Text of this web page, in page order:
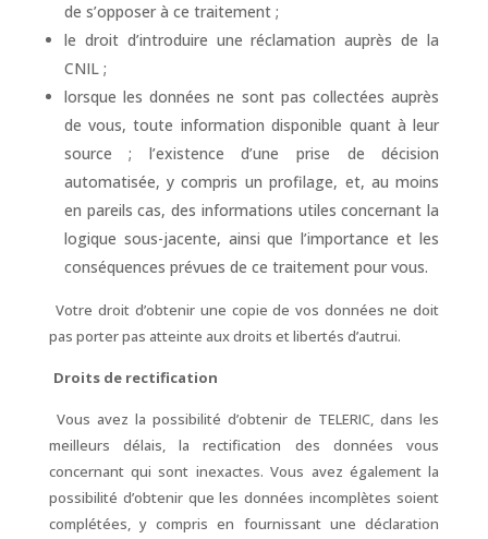
de s’opposer à ce traitement ;
le droit d’introduire une réclamation auprès de la
CNIL ;
lorsque les données ne sont pas collectées auprès
de vous, toute information disponible quant à leur
source ; l’existence d’une prise de décision
automatisée, y compris un profilage, et, au moins
en pareils cas, des informations utiles concernant la
logique sous-jacente, ainsi que l’importance et les
conséquences prévues de ce traitement pour vous.
Votre droit d’obtenir une copie de vos données ne doit
pas porter pas atteinte aux droits et libertés d’autrui.
Droits de rectification
Vous avez la possibilité d’obtenir de TELERIC, dans les
meilleurs délais, la rectification des données vous
concernant qui sont inexactes. Vous avez également la
possibilité d’obtenir que les données incomplètes soient
complétées, y compris en fournissant une déclaration